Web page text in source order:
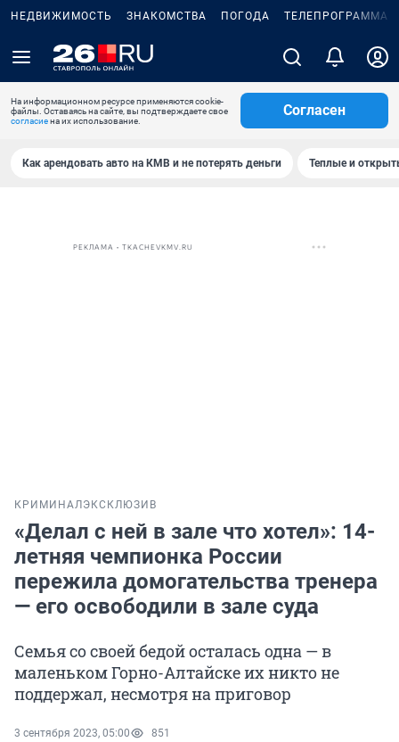
НЕДВИЖИМОСТЬ ЗНАКОМСТВА ПОГОДА ТЕЛЕПРОГРАММА
На информационном ресурсе применяются cookie-
файлы. Оставаясь на сайте, вы подтверждаете свое
согласиена их использование.
Согласен
Как арендовать авто на КМВ и не потерять деньги Теплые и
РЕКЛАМА • TKACHEVKMV.RU
КРИМИНАЛ ЭКСКЛЮЗИВ
«Делал с ней в зале что хотел»: 14-
летняя чемпионка России
пережила домогательства тренера
— его освободили в зале суда
Семья со своей бедой осталась одна — в
маленьком Горно-Алтайске их никто не
поддержал, несмотря на приговор
3 сентября 2023, 05:00 851